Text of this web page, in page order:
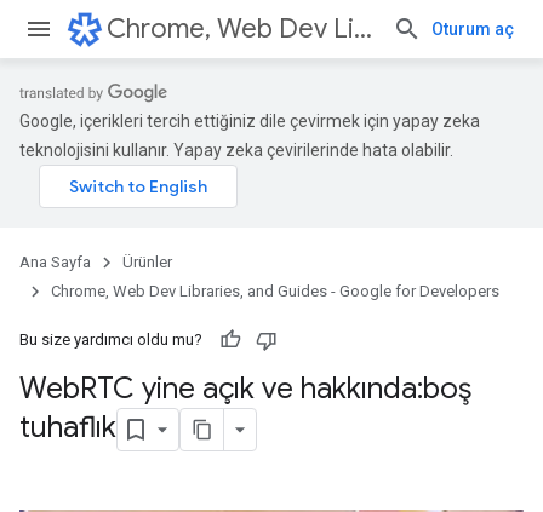
Chrome, Web Dev Libraries, and Guides - Google for Developers Oturum aç
Google, içerikleri tercih ettiğiniz dile çevirmek için yapay zeka
teknolojisini kullanır. Yapay zeka çevirilerinde hata olabilir.
Ana Sayfa
Ürünler
Chrome, Web Dev Libraries, and Guides - Google for Developers
Bu size yardımcı oldu mu?
WebRTC yine açık ve hakkında:boş
tuhaflık